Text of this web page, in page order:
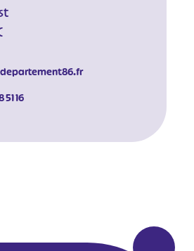
51 16